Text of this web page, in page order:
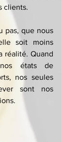
clients.
pas, que nous
soit moins
réalité. Quand
états de
nos seules
sont nos